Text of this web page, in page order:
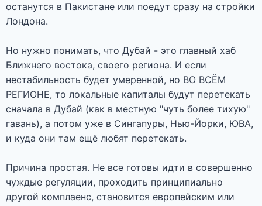
останутся в Пакистане или поедут сразу на стройки
Лондона.
Но нужно понимать, что Дубай - это главный хаб
Ближнего востока, своего региона. И если
нестабильность будет умеренной, но ВО ВСЁМ
РЕГИОНЕ, то локальные капиталы будут перетекать
сначала в Дубай (как в местную "чуть более тихую"
гавань), а потом уже в Сингапуры, Нью-Йорки, ЮВА,
и куда они там ещё любят перетекать.
Причина простая. Не все готовы идти в совершенно
чуждые регуляции, проходить принципиально
другой комплаенс, становится европейским или